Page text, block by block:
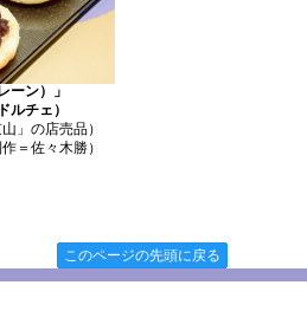
ーン）」
ルチェ）
」の店売品）
＝佐々木勝）
このページの先頭に戻る